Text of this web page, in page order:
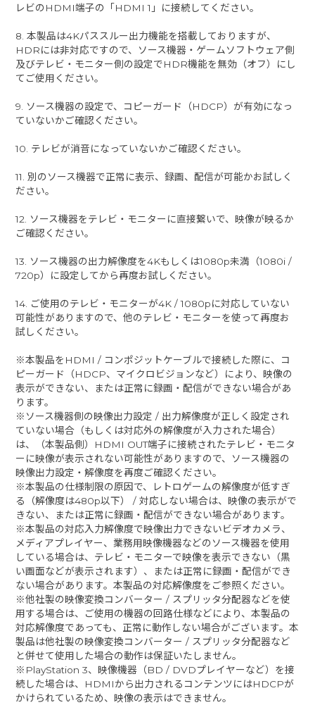
レビのHDMI端子の「HDMI 1」に接続してください。
8. 本製品は4Kパススルー出力機能を搭載しておりますが、
HDRには非対応ですので、ソース機器・ゲームソフトウェア側
及びテレビ・モニター側の設定でHDR機能を無効（オフ）にし
てご使用ください。
9. ソース機器の設定で、コピーガード（HDCP）が有効になっ
ていないかご確認ください。
10. テレビが消音になっていないかご確認ください。
11. 別のソース機器で正常に表示、録画、配信が可能かお試しく
ださい。
12. ソース機器をテレビ・モニターに直接繋いで、映像が映るか
ご確認ください。
13. ソース機器の出力解像度を4Kもしくは1080p未満（1080i /
720p）に設定してから再度お試しください。
14. ご使用のテレビ・モニターが4K / 1080pに対応していない
可能性がありますので、他のテレビ・モニターを使って再度お
試しください。
※本製品をHDMI / コンポジットケーブルで接続した際に、コ
ピーガード（HDCP、マイクロビジョンなど）により、映像の
表示ができない、または正常に録画・配信ができない場合があ
ります。
※ソース機器側の映像出力設定 / 出力解像度が正しく設定され
ていない場合（もしくは対応外の解像度が入力された場合）
は、（本製品側）HDMI OUT端子に接続されたテレビ・モニタ
ーに映像が表示されない可能性がありますので、ソース機器の
映像出力設定・解像度を再度ご確認ください。
※本製品の仕様制限の原因で、レトロゲームの解像度が低すぎ
る（解像度は480p以下） / 対応しない場合は、映像の表示がで
きない、または正常に録画・配信ができない場合があります。
※本製品の対応入力解像度で映像出力できないビデオカメラ、
メディアプレイヤー、業務用映像機器などのソース機器を使用
している場合は、テレビ・モニターで映像を表示できない（黒
い画面などが表示されます）、または正常に録画・配信ができ
ない場合があります。本製品の対応解像度をご参照ください。
※他社製の映像変換コンバーター / スプリッタ分配器などを使
用する場合は、ご使用の機器の回路仕様などにより、本製品の
対応解像度であっても、正常に動作しない場合がございます。本
製品は他社製の映像変換コンバーター / スプリッタ分配器など
と併せて使用した場合の動作は保証いたしません。
※PlayStation 3、映像機器（BD / DVDプレイヤーなど）を接
続した場合は、HDMIから出力されるコンテンツにはHDCPが
かけられているため、映像の表示はできません。